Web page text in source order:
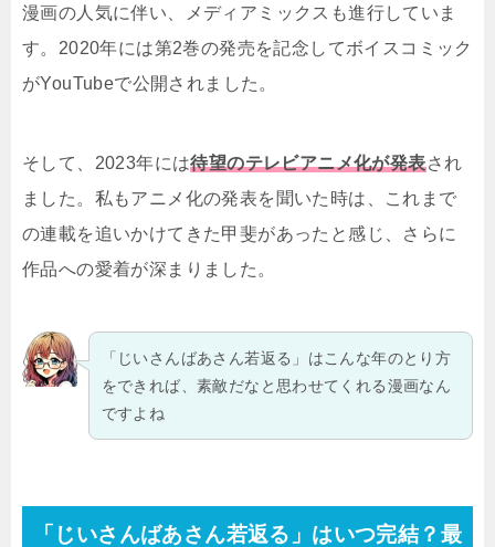
漫画の人気に伴い、メディアミックスも進行していま
す。2020年には第2巻の発売を記念してボイスコミック
がYouTubeで公開されました。
そして、2023年には待望のテレビアニメ化が発表され
ました。私もアニメ化の発表を聞いた時は、これまで
の連載を追いかけてきた甲斐があったと感じ、さらに
作品への愛着が深まりました。
「じいさんばあさん若返る」はこんな年のとり方
をできれば、素敵だなと思わせてくれる漫画なん
ですよね
「じいさんばあさん若返る」はいつ完結？最